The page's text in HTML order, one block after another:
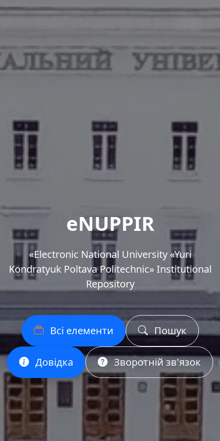
eNUPPIR
«Еlectronic National University «Yuri
Kondratyuk Poltava Politechnic» Institutional
Repository
Всі елементи Пошук
Довідка Зворотній зв'язок